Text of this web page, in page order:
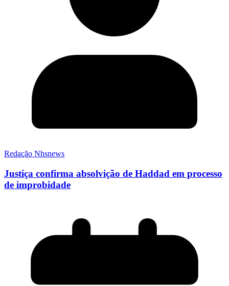
Redação Nhsnews
Justiça confirma absolvição de Haddad em processo
de improbidade